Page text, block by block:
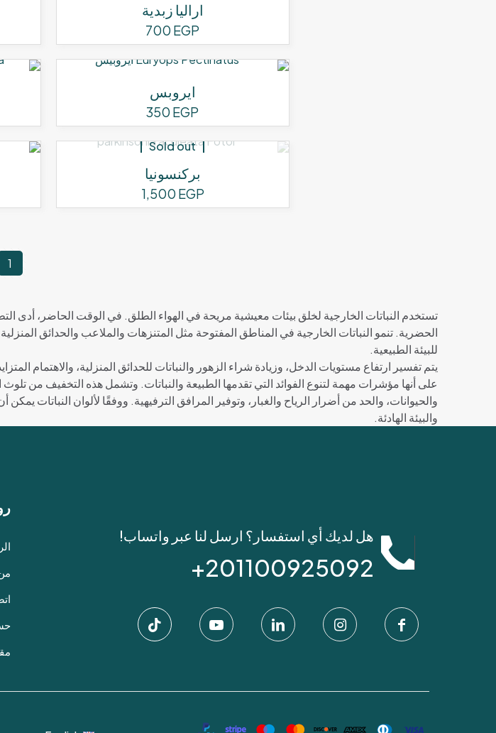
الأشكال
المختلفة
يمكن
اختيار
الخيارات
على
المنتج
اراليا زبدية
700 EGP
ايروبس
350 EGP
Sold out
بركنسونيا
1,500 EGP
1
تستخدم النباتات الخارجية لخلق بيئات معيشية مريحة في الهواء الطلق. في الوقت الحاضر، أدى
الحضرية. تنمو النباتات الخارجية في المناطق المفتوحة مثل المتنزهات والملاعب والحدائق
للبيئة الطبيعية.
يتم تفسير ارتفاع مستويات الدخل، وزيادة شراء الزهور والنباتات للحدائق المنزلية، والاهتمام
على أنها مؤشرات مهمة لتنوع الفوائد التي تقدمها الطبيعة والنباتات. وتشمل هذه التخفيف من
والحيوانات، والحد من أضرار الرياح والغبار، وتوفير المرافق الترفيهية. ووفقًا لألوان النباتات
والبيئة الهادئة.
هل لديك أي استفسار؟ ارسل لنا عبر واتساب!
201100925092+